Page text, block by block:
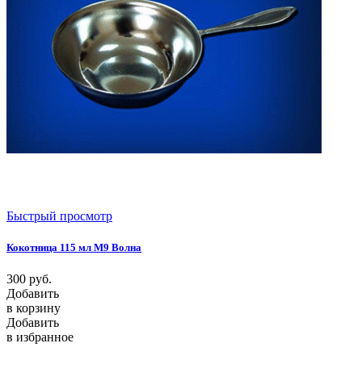
Быстрый просмотр
Кокотница 115 мл М9 Волна
300 руб.
Добавить
в корзину
Добавить
в избранное